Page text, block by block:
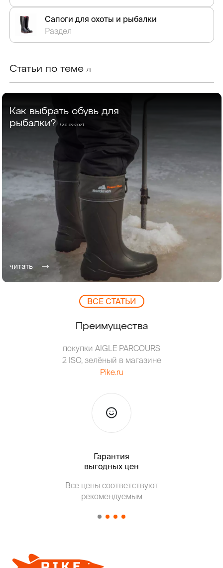
Сапоги для охоты и рыбалки
Раздел
Статьи по теме / 1
Как выбрать обувь для
рыбалки? / 30.09.2021
читать
ВCЕ СТАТЬИ
Преимущества
покупки AIGLE PARCOURS
2 ISO, зелёный в магазине
Pike.ru
Гарантия
выгодных цен
Все цены соответствуют
рекомендуемым